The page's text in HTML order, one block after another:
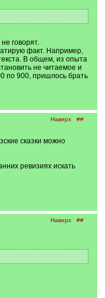
говорят.
факт. Например,
В общем, из опыта
не читаемое и
по 900, пришлось брать
Наверх ##
сказки можно
ревизиях искать
Наверх ##